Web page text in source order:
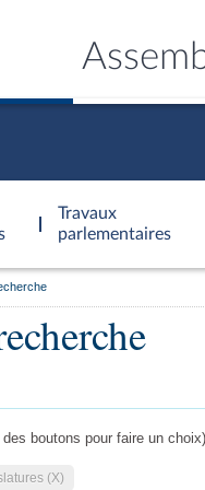
Travaux
parlementaires
boutons pour faire un choix)
(X)